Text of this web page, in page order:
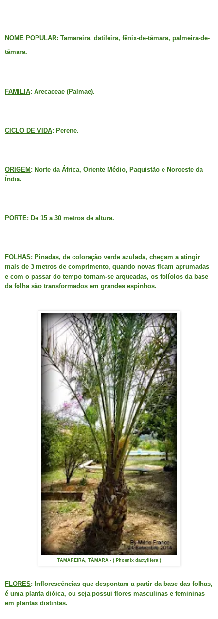
NOME POPULAR: Tamareira, datileira, fênix-de-tâmara, palmeira-de-
tâmara.
FAMÍLIA: Arecaceae (Palmae).
CICLO DE VIDA: Perene.
ORIGEM: Norte da África, Oriente Médio, Paquistão e Noroeste da
Índia.
PORTE: De 15 a 30 metros de altura.
FOLHAS: Pinadas, de coloração verde azulada, chegam a atingir
mais de 3 metros de comprimento, quando novas ficam aprumadas
e com o passar do tempo tornam-se arqueadas, os folíolos da base
da folha são transformados em grandes espinhos.
TAMAREIRA, TÂMARA - ( Phoenix dactylifera )
FLORES: Inflorescências que despontam a partir da base das folhas,
é uma planta dióica, ou seja possui flores masculinas e femininas
em plantas distintas.